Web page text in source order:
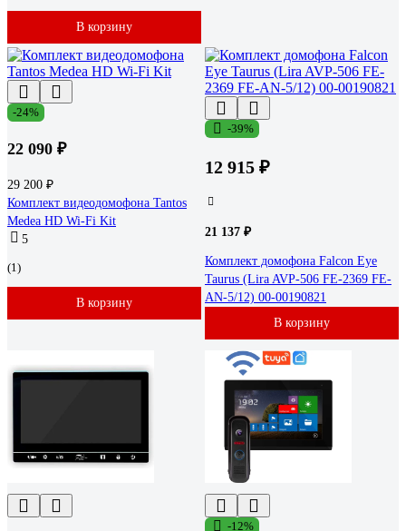
В корзину
-24%
22 090 ₽
29 200 ₽
Комплект видеодомофона Tantos
Medea HD Wi-Fi Kit
5
(1)
В корзину
-39%
12 915 ₽
21 137 ₽
Комплект домофона Falcon Eye
Taurus (Lira AVP-506 FE-2369 FE-
AN-5/12) 00-00190821
В корзину
-12%